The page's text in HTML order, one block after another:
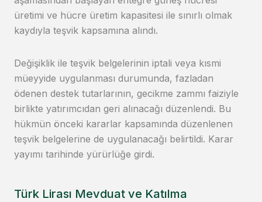
üretimi ve hücre üretim kapasitesi ile sınırlı olmak
kaydıyla teşvik kapsamına alındı.
Değişiklik ile teşvik belgelerinin iptali veya kısmi
müeyyide uygulanması durumunda, fazladan
ödenen destek tutarlarının, gecikme zammı faiziyle
birlikte yatırımcıdan geri alınacağı düzenlendi. Bu
hükmün önceki kararlar kapsamında düzenlenen
teşvik belgelerine de uygulanacağı belirtildi. Karar
yayımı tarihinde yürürlüğe girdi.
Türk Lirası Mevduat ve Katılma